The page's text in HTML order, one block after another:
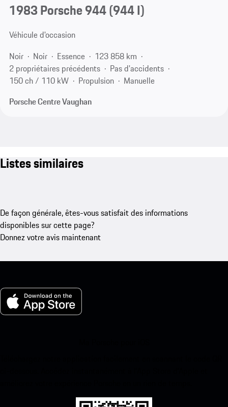
1983 Porsche 944(944 I)
Véhicule d'occasion
Noir
Noir Essence
123 858 km
2 propriétaires précédents
Pas d'accidents
150 ch / 110 kW
Propulsion
Manuelle
Porsche Centre Vaughan
Listes similaires
De façon générale, êtes-vous satisfait des informations
disponibles sur cette page?
Donnez votre avis maintenant